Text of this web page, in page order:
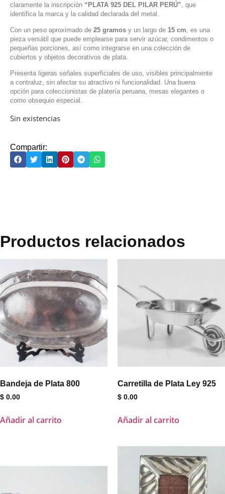
claramente la inscripción “PLATA 925 DEL PILAR PERÚ” , que
identifica la marca y la calidad declarada del metal.
Con un peso aproximado de 25 gramos y un largo de 15 cm , es una
pieza versátil que puede emplearse para servir azúcar, condimentos o
pequeñas porciones, así como integrarse en una colección de
cubiertos y objetos decorativos de plata.
Presenta ligeras señales superficiales de uso, visibles principalmente
a contraluz, sin afectar su atractivo ni funcionalidad. Una buena
opción para coleccionistas de platería peruana, mesas elegantes o
como obsequio especial.
Sin existencias
Compartir:
Productos relacionados
Bandeja de Plata 800
$ 0.00
Añadir al carrito
Carretilla de Plata Ley 925
$ 0.00
Añadir al carrito